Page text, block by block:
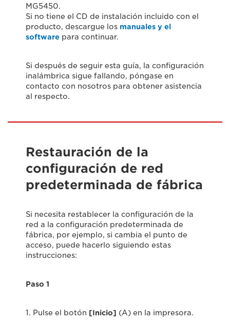
MG5450.
Si no tiene el CD de instalación incluido con el
producto, descargue los manuales y el
software para continuar.
Si después de seguir esta guía, la configuración
inalámbrica sigue fallando, póngase en
contacto con nosotros para obtener asistencia
al respecto.
Restauración de la
configuración de red
predeterminada de fábrica
Si necesita restablecer la configuración de la
red a la configuración predeterminada de
fábrica, por ejemplo, si cambia el punto de
acceso, puede hacerlo siguiendo estas
instrucciones:
Paso 1
1. Pulse el botón [Inicio] (A) en la impresora.